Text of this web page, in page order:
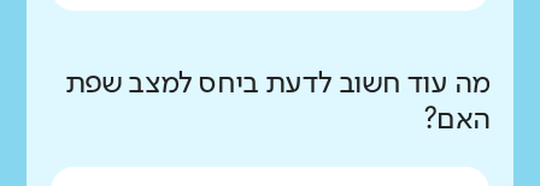
מה עוד חשוב לדעת ביחס למצב שפת
האם?